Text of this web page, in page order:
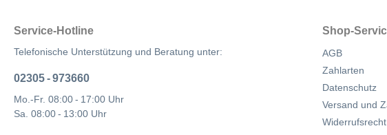
Service-Hotline
Telefonische Unterstützung und Beratung unter:
02305 - 973660
Mo.-Fr. 08:00 - 17:00 Uhr
Sa. 08:00 - 13:00 Uhr
Shop-
AGB
Zahlarten
Datenschutz
Versand und
Widerrufsrecht